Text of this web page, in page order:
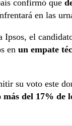
confirmó que
en las
Ipsos, el
en un empate
su voto este
del 17% de